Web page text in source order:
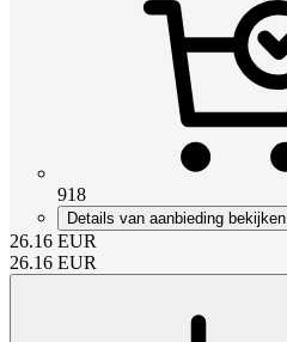
918
Details van aanbieding bekijken
26.16 EUR
26.16 EUR